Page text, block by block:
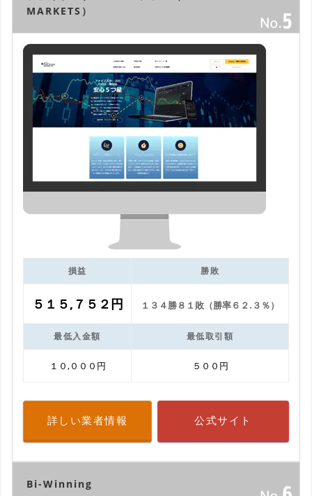
MARKETS）
損益 勝敗
５１５,７５２円 １３４勝８１敗（勝率６２.３％）
最低入金額 最低取引額
１０,０００円 ５００円
詳しい業者情報 公式サイト
Bi-Winning